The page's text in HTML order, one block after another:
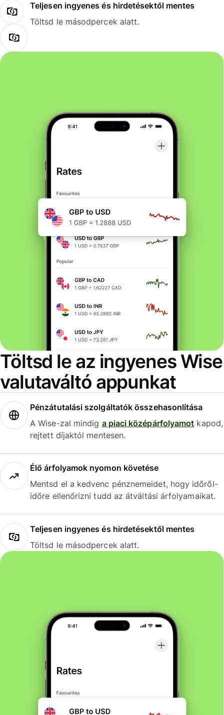
Teljesen ingyenes és hirdetésektől mentes
Töltsd le másodpercek alatt.
Töltsd le az ingyenes Wise
valutaváltó appunkat
Pénzátutalási szolgáltatók összehasonlítása
A Wise-zal mindig a piaci középárfolyamot kapod,
rejtett díjaktól mentesen.
Élő árfolyamok nyomon követése
Mentsd el a kedvenc pénznemeidet, hogy időről-
időre ellenőrizni tudd az átváltási árfolyamaikat.
Teljesen ingyenes és hirdetésektől mentes
Töltsd le másodpercek alatt.